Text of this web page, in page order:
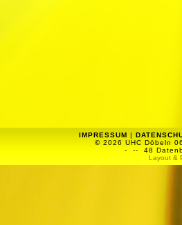
IMPRESSUM |
© 2026 UHC Döbeln
-
-- 48
Layout &